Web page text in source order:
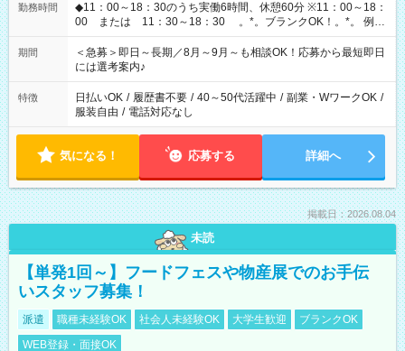
勤務時間
◆11：00～18：30のうち実働6時間、休憩60分 ※11：00～18：
00 または 11：30～18：30 。*。ブランクOK！。*。 例え
ば前職が、 在宅/財団法人/事務/コールセンター/受付/販売/カフェ
スタッフ スイーツ販売/ホテルフロント/化粧品販売/など 様々な
業界から入社して活躍されています♪
期間
＜急募＞即日～長期／8月～9月～も相談OK！応募から最短即日
には選考案内♪
特徴 日払いOK / 履歴書不要 / 40～50代活躍中 / 副業・WワークOK /
服装自由 / 電話対応なし
気になる！ 応募する 詳細へ
掲載日：2026.08.04
未読
【単発1回～】フードフェスや物産展でのお手伝
いスタッフ募集！
派遣 職種未経験OK 社会人未経験OK 大学生歓迎
ブランクOK
WEB登録・面接OK